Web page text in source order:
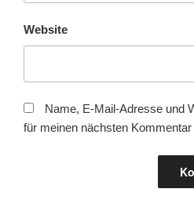
Website
Name, E-Mail-Adresse und
für meinen nächsten